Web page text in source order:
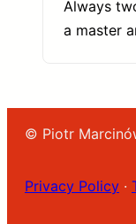
Always
a master
© Piotr
Privacy Policy ·